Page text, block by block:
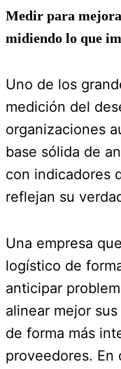
Medir para
midiendo lo que
Uno de los
medición del
organizaciones
base sólida de
con indicadores
reflejan su
Una empresa
logístico de
anticipar
alinear mejor
de forma más
proveedores. En